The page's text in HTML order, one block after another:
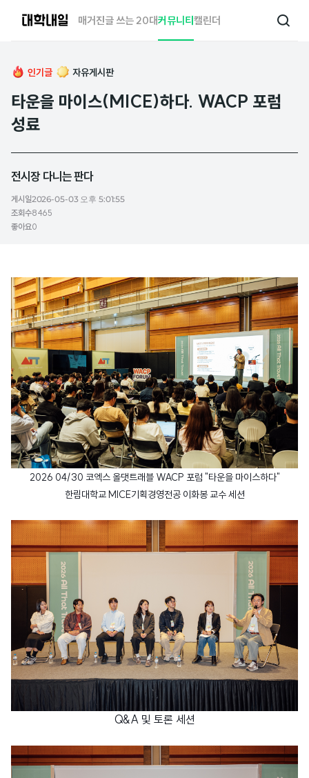
매거진글 쓰는 20대커뮤니티캘린더
검
인기글 자유게시판
타운을 마이스(MICE)하다. WACP 포럼
성료
전시장 다니는 판다
게시일2026-05-03 오후 5:01:55
조회수8465
좋아요0
2026 04/30 코엑스 올댓트래블 WACP 포럼 "타운을 마이스하다"
한림대학교 MICE기획경영전공 이화봉 교수 세션
Q&A 및 토론 세션